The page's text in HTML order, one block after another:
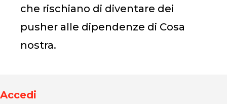
che rischiano di diventare dei
pusher alle dipendenze di Cosa
nostra.
Accedi